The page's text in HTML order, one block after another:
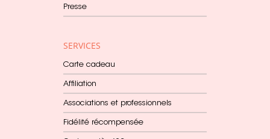
Presse
SERVICES
Carte cadeau
Affiliation
Associations et professionnels
Fidélité récompensée